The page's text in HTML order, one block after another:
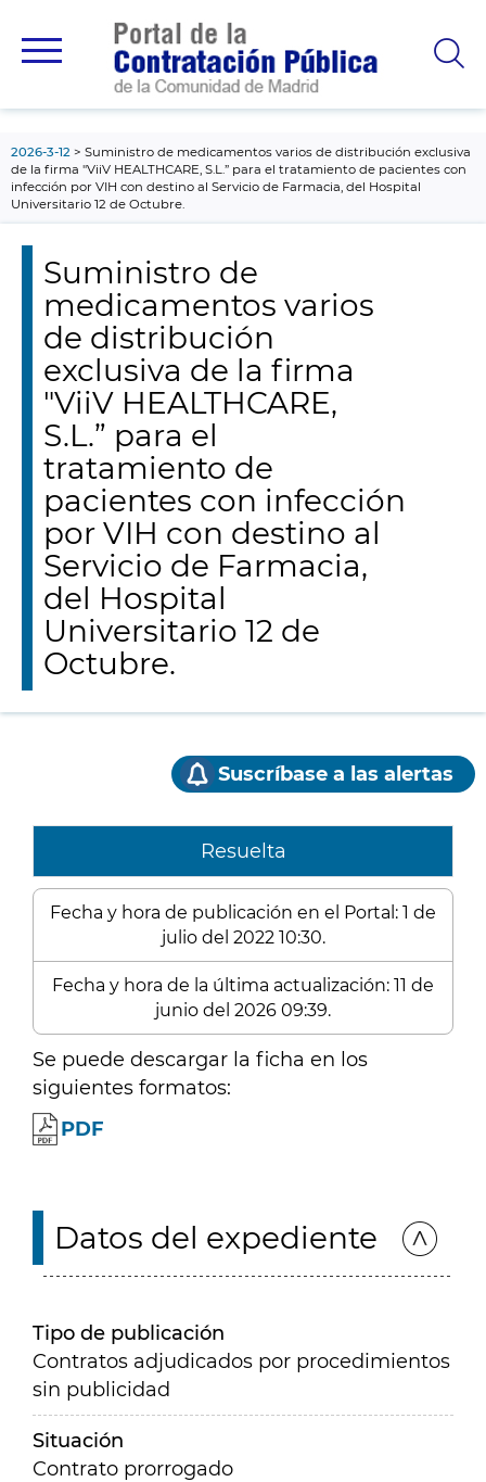
principal
2026-3-12
Suministro de medicamentos varios de distribución exclusiva
de la firma "ViiV HEALTHCARE, S.L.” para el tratamiento de pacientes con
infección por VIH con destino al Servicio de Farmacia, del Hospital
Universitario 12 de Octubre.
Suministro de
medicamentos varios
de distribución
exclusiva de la firma
"ViiV HEALTHCARE,
S.L.” para el
tratamiento de
pacientes con infección
por VIH con destino al
Servicio de Farmacia,
del Hospital
Universitario 12 de
Octubre.
Suscríbase a las alertas
Resuelta
Fecha y hora de publicación en el Portal: 1 de
julio del 2022 10:30.
Fecha y hora de la última actualización: 11 de
junio del 2026 09:39.
Se puede descargar la ficha en los
siguientes formatos:
PDF
Datos del expediente
Tipo de publicación
Contratos adjudicados por procedimientos
sin publicidad
Situación
Contrato prorrogado